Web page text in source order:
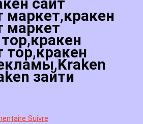
сайт
маркет,кракен
маркет
тор,кракен
зайти
Suivre